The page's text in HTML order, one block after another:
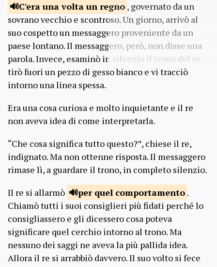
C'era una volta un regno , governato da un
sovrano vecchio e scontroso. Un giorno, arrivò al
suo cospetto un messaggero proveniente da un
paese lontano. Il messaggero, però, non disse una
parola. Invece, esaminò in silenzio il trono del re,
tirò fuori un pezzo di gesso bianco e vi tracciò
intorno una linea spessa.
Era una cosa curiosa e molto inquietante e il re
non aveva idea di come interpretarla.
“Che cosa significa tutto questo?”, chiese il re,
indignato. Ma non ottenne risposta. Il messaggero
rimase lì, a guardare il trono, in completo silenzio.
Il re si allarmò
per quel comportamento .
Chiamò tutti i suoi consiglieri più fidati perché lo
consigliassero e gli dicessero cosa poteva
significare quel cerchio intorno al trono. Ma
nessuno dei saggi ne aveva la più pallida idea.
Allora il re si arrabbiò davvero. Il suo volto si fece